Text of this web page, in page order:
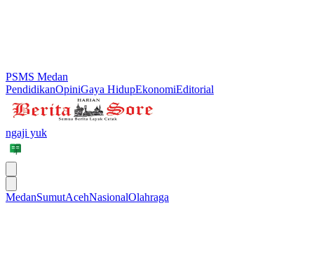
PSMS Medan
PendidikanOpiniGaya HidupEkonomiEditorial
ngaji yuk
MedanSumutAcehNasionalOlahraga